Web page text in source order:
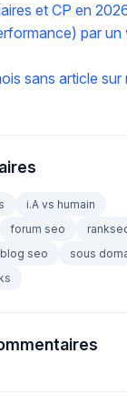
et CP en
par un
sans article
i.A vs humain
forum seo
blog seo
sous